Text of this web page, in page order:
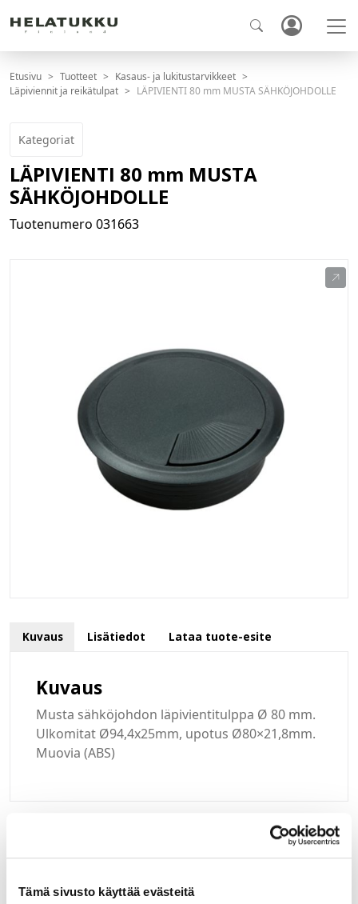
Tämä sivusto käyttää evästeitä
Etusivu Tuotteet
Kasaus- ja lukitustarvikkeet
Läpiviennit ja reikätulpat
LÄPIVIENTI 80 mm MUSTA SÄHKÖJOHDOLLE
Kategoriat
LÄPIVIENTI 80 mm MUSTA
SÄHKÖJOHDOLLE
Tuotenumero 031663
Kuvaus Lisätiedot Lataa tuote-esite
Kuvaus
Musta sähköjohdon läpivientitulppa Ø 80 mm.
Ulkomitat Ø94,4x25mm, upotus Ø80×21,8mm.
Muovia (ABS)
Kirjaudu sisään
Hei yritysasiakas!